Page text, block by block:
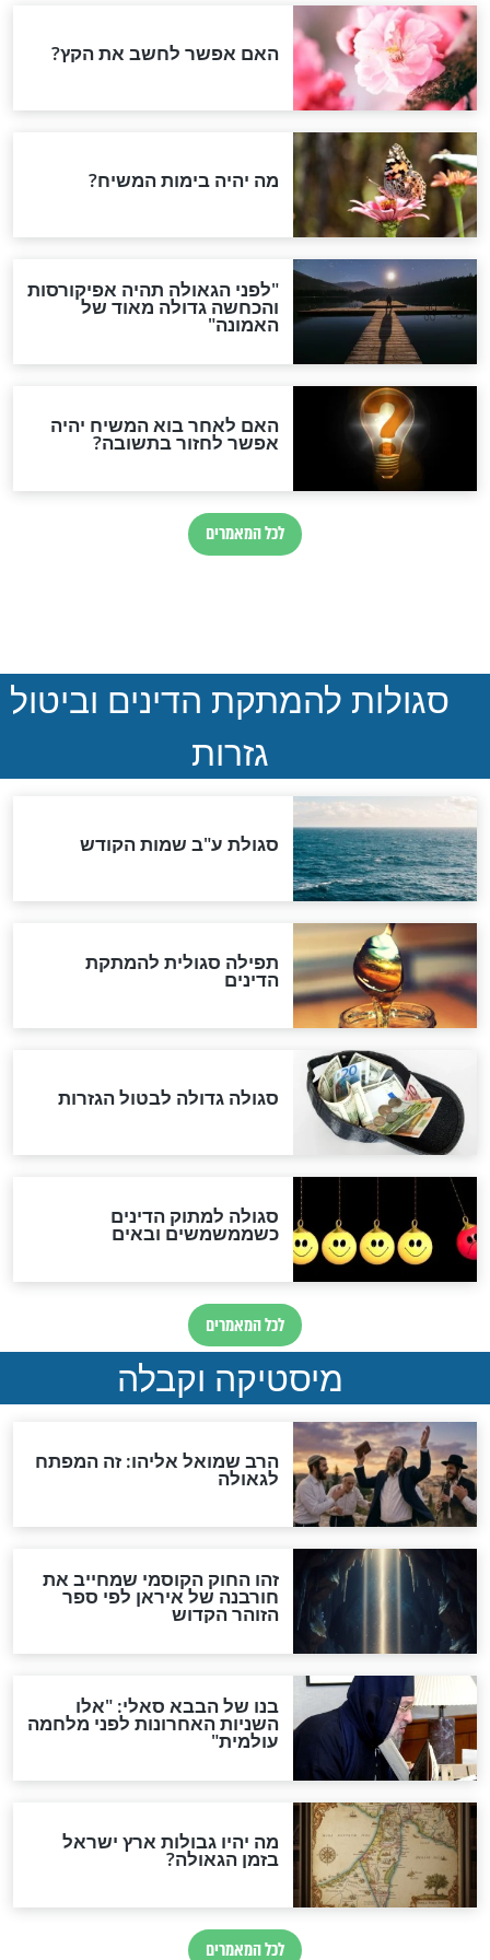
זה מה
תצליחו לא
כך בשבת
המסתיימת בשבת
חדשות יהדות
ההסכם החשאי של טראמפ
ואיראן: בלי שקיפות ועם הרבה
המסמך האבוד שנחשף
במרתפי מוסקבה: כתב היד
הנדיר של הרשב"ם התגלה
"מודה לקב"ה על כל השנים"
לכל המאמרים
אחרית הימים
האם אפשר לחשב את הקץ?
מה יהיה בימות המשיח?
"לפני הגאולה תהיה אפיקורסות
והכחשה גדולה מאוד של
האמונה"
האם לאחר בוא המשיח יהיה
אפשר לחזור בתשובה?
לכל המאמרים